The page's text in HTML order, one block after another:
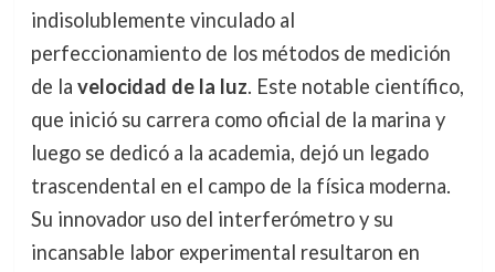
indisolublemente vinculado al
perfeccionamiento de los métodos de medición
de la velocidad de la luz. Este notable científico,
que inició su carrera como oficial de la marina y
luego se dedicó a la academia, dejó un legado
trascendental en el campo de la física moderna.
Su innovador uso del interferómetro y su
incansable labor experimental resultaron en